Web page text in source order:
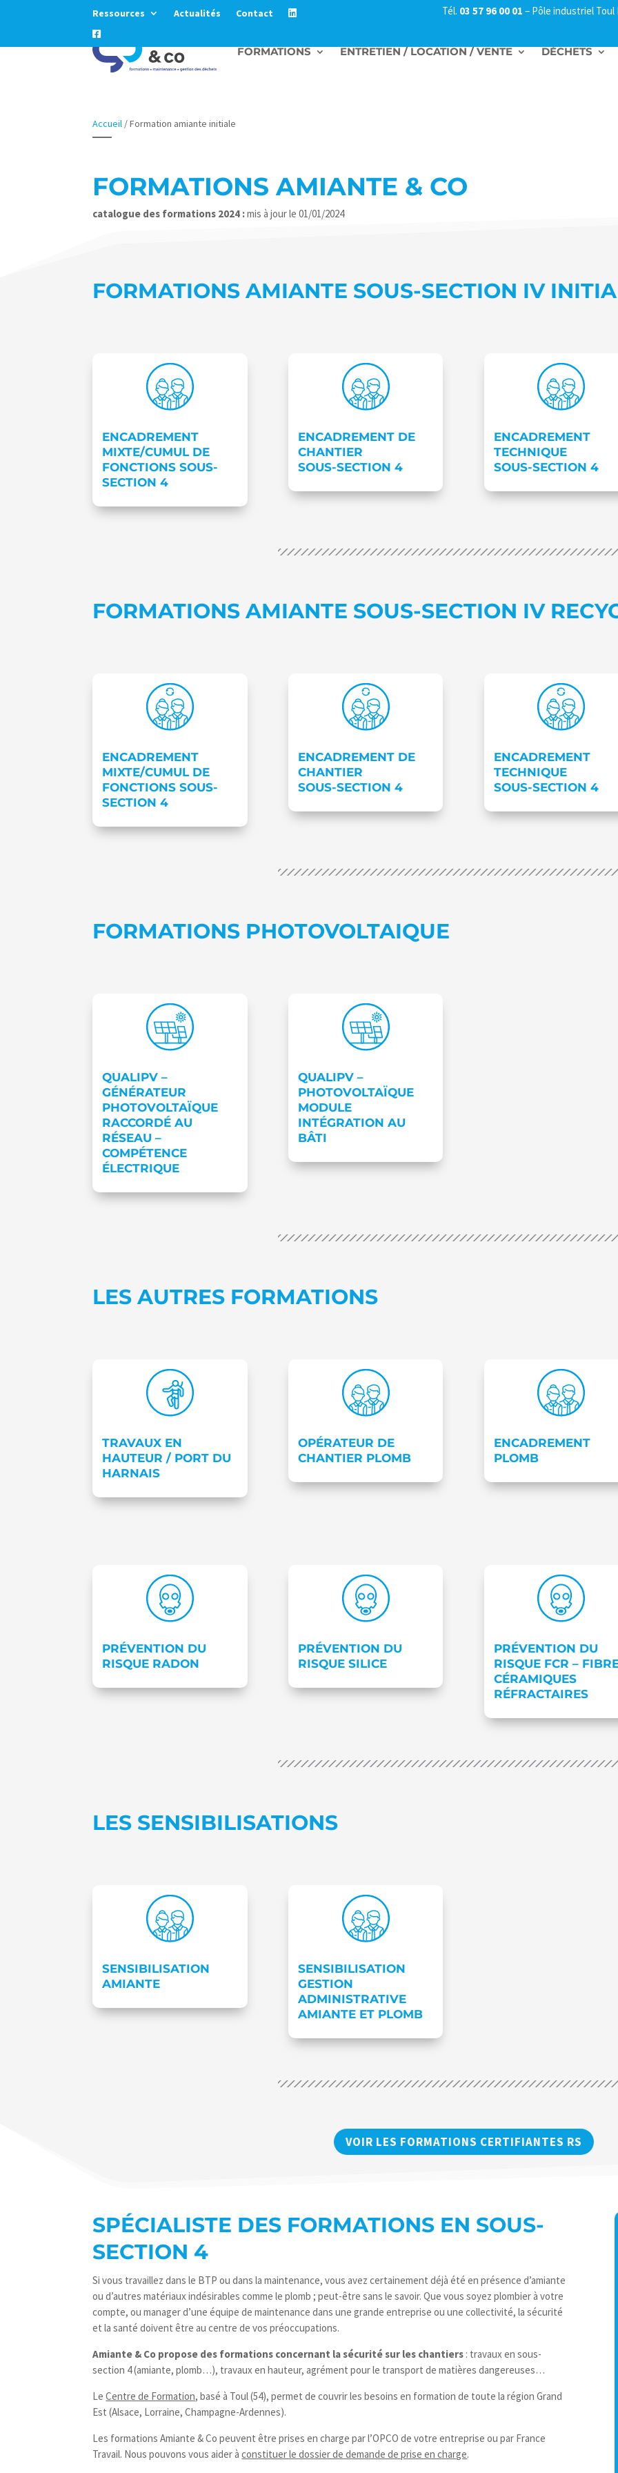
Ressources Actualités Contact Tél. 03 57 96 00 01 – Pôle industriel
FORMATIONS ENTRETIEN / LOCATION / VENTE DÉCHETS
Accueil /Formation amiante initiale
FORMATIONS AMIANTE & CO
catalogue des formations 2024 :mis à jour le 01/01/2024
FORMATIONS AMIANTE SOUS-SECTION IV
ENCADREMENT
MIXTE/CUMUL DE
FONCTIONS SOUS-
SECTION 4
ENCADREMENT DE
CHANTIER
SOUS-SECTION 4
ENCADREMENT
TECHNIQUE
SOUS-SECTION 4
FORMATIONS AMIANTE SOUS-SECTION IV
ENCADREMENT
MIXTE/CUMUL DE
FONCTIONS SOUS-
SECTION 4
ENCADREMENT DE
CHANTIER
SOUS-SECTION 4
ENCADREMENT
TECHNIQUE
SOUS-SECTION 4
FORMATIONS PHOTOVOLTAIQUE
QUALIPV –
GÉNÉRATEUR
PHOTOVOLTAÏQUE
RACCORDÉ AU
RÉSEAU –
COMPÉTENCE
ÉLECTRIQUE
QUALIPV –
PHOTOVOLTAÏQUE
MODULE
INTÉGRATION AU
BÂTI
LES AUTRES FORMATIONS
TRAVAUX EN
HAUTEUR / PORT DU
HARNAIS
OPÉRATEUR DE
CHANTIER PLOMB
ENCADREMENT
PLOMB
PRÉVENTION DU
RISQUE RADON
PRÉVENTION DU
RISQUE SILICE
PRÉVENTION DU
RISQUE FCR –
CÉRAMIQUES
RÉFRACTAIRES
LES SENSIBILISATIONS
SENSIBILISATION
AMIANTE
SENSIBILISATION
GESTION
ADMINISTRATIVE
AMIANTE ET PLOMB
VOIR LES FORMATIONS CERTIFIANTES RS
SPÉCIALISTE DES FORMATIONS EN SOUS-
SECTION 4
Si vous travaillez dans le BTP ou dans la maintenance, vous avez certainement déjà été en présence d’amiante
ou d’autres matériaux indésirables comme le plomb ; peut-être sans le savoir. Que vous soyez plombier à votre
compte, ou manager d’une équipe de maintenance dans une grande entreprise ou une collectivité, la sécurité
et la santé doivent être au centre de vos préoccupations.
Amiante & Co propose des formations concernant la sécurité sur les chantiers : travaux en sous-
section 4 (amiante, plomb…), travaux en hauteur, agrément pour le transport de matières dangereuses…
LeCentre de Formation, basé à Toul (54), permet de couvrir les besoins en formation de toute la région Grand
Est (Alsace, Lorraine, Champagne-Ardennes).
Les formations Amiante & Co peuvent être prises en charge par l’OPCO de votre entreprise ou par France
Travail. Nous pouvons vous aider àconstituer le dossier de demande de prise en charge.